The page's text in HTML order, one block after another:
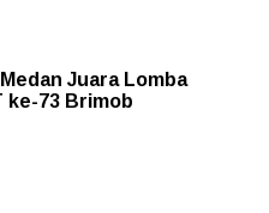
Juara Lomba
ke-73 Brimob